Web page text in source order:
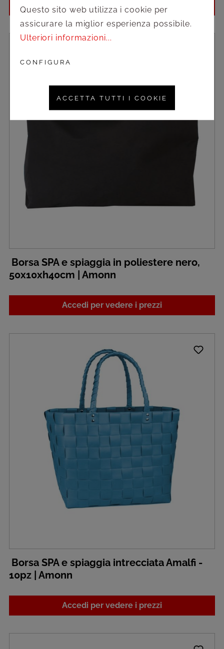
Accedi per vedere i prezzi
Borsa SPA e spiaggia in poliestere nero,
50x10xh40cm | Amonn
Accedi per vedere i prezzi
Borsa SPA e spiaggia intrecciata Amalfi -
10pz | Amonn
Accedi per vedere i prezzi
Questo sito web utilizza i cookie per
assicurare la miglior esperienza possibile.
Ulteriori informazioni...
CONFIGURA
ACCETTA TUTTI I COOKIE